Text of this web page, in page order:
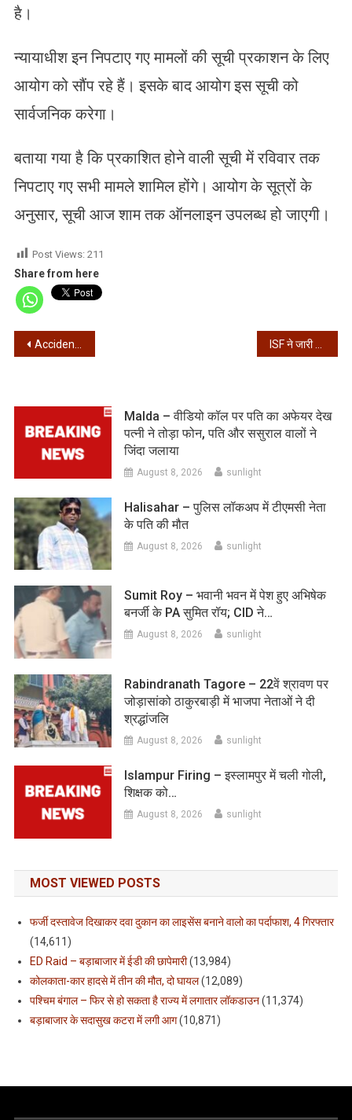
है।
न्यायाधीश इन निपटाए गए मामलों की सूची प्रकाशन के लिए
आयोग को सौंप रहे हैं। इसके बाद आयोग इस सूची को
सार्वजनिक करेगा।
बताया गया है कि प्रकाशित होने वाली सूची में रविवार तक
निपटाए गए सभी मामले शामिल होंगे। आयोग के सूत्रों के
अनुसार, सूची आज शाम तक ऑनलाइन उपलब्ध हो जाएगी।
Post Views: 211
Share from here
Post
Accident – न्यूटाउन में सड़क हादसा, डिवाइडर से टकराकर पलटी कार
Malda – वीडियो कॉल पर पति का अफेयर देख
पत्नी ने तोड़ा फोन, पति और ससुराल वालों ने
जिंदा जलाया
August 8, 2026 sunlight
Halisahar – पुलिस लॉकअप में टीएमसी नेता
के पति की मौत
August 8, 2026 sunlight
Sumit Roy – भवानी भवन में पेश हुए अभिषेक
बनर्जी के PA सुमित रॉय; CID ने…
August 8, 2026 sunlight
Rabindranath Tagore – 22वें श्रावण पर
जोड़ासांको ठाकुरबाड़ी में भाजपा नेताओं ने दी
श्रद्धांजलि
August 8, 2026 sunlight
Islampur Firing – इस्लामपुर में चली गोली,
शिक्षक को…
August 8, 2026 sunlight
MOST VIEWED POSTS
फर्जी दस्तावेज दिखाकर दवा दुकान का लाइसेंस बनाने वालो का पर्दाफाश, 4 गिरफ्तार
(14,611)
ED Raid – बड़ाबाजार में ईडी की छापेमारी(13,984)
कोलकाता-कार हादसे में तीन की मौत, दो घायल(12,089)
पश्चिम बंगाल – फिर से हो सकता है राज्य में लगातार लॉकडाउन(11,374)
बड़ाबाजार के सदासुख कटरा में लगी आग(10,871)